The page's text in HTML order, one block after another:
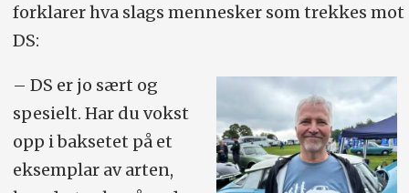
forklarer hva slags mennesker som trekkes mot
DS:
– DS er jo sært og
spesielt. Har du vokst
opp i baksetet på et
eksemplar av arten,